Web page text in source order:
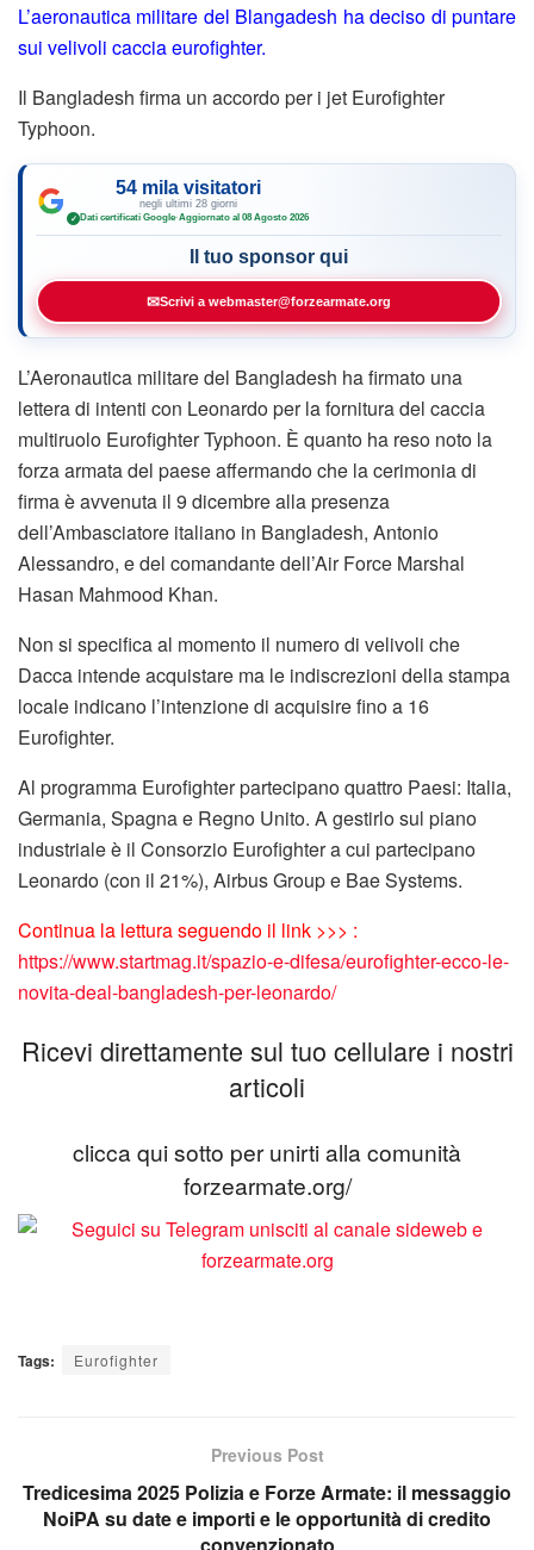
L’aeronautica militare del Blangadesh ha deciso di puntare
sui velivoli caccia eurofighter.
Il Bangladesh firma un accordo per i jet Eurofighter
Typhoon.
54 mila visitatori
negli ultimi 28 giorni
✓ Dati certificati Google·Aggiornato al 08 Agosto 2026
Il tuo sponsor qui
✉Scrivi a webmaster@forzearmate.org
L’Aeronautica militare del Bangladesh ha firmato una
lettera di intenti con Leonardo per la fornitura del caccia
multiruolo Eurofighter Typhoon. È quanto ha reso noto la
forza armata del paese affermando che la cerimonia di
firma è avvenuta il 9 dicembre alla presenza
dell’Ambasciatore italiano in Bangladesh, Antonio
Alessandro, e del comandante dell’Air Force Marshal
Hasan Mahmood Khan.
Non si specifica al momento il numero di velivoli che
Dacca intende acquistare ma le indiscrezioni della stampa
locale indicano l’intenzione di acquisire fino a 16
Eurofighter.
Al programma Eurofighter partecipano quattro Paesi: Italia,
Germania, Spagna e Regno Unito. A gestirlo sul piano
industriale è il Consorzio Eurofighter a cui partecipano
Leonardo (con il 21%), Airbus Group e Bae Systems.
Continua la lettura seguendo il link >>> :
https://www.startmag.it/spazio-e-difesa/eurofighter-ecco-le-
novita-deal-bangladesh-per-leonardo/
Ricevi direttamente sul tuo cellulare i nostri
articoli
clicca qui sotto per unirti alla comunità
forzearmate.org/
Tags: Eurofighter
Previous Post
Tredicesima 2025 Polizia e Forze Armate: il messaggio
NoiPA su date e importi e le opportunità di credito
convenzionato